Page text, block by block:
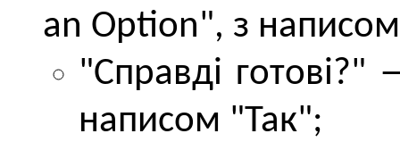
an Option", з
"Справді готові?"
написом "Так";